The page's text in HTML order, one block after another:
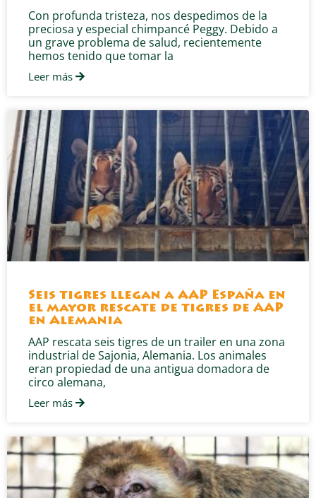
Con profunda tristeza, nos despedimos de la
preciosa y especial chimpancé Peggy. Debido a
un grave problema de salud, recientemente
hemos tenido que tomar la
Leer más
Seis tigres llegan a AAP España en
el mayor rescate de tigres de AAP
en Alemania
AAP rescata seis tigres de un trailer en una zona
industrial de Sajonia, Alemania. Los animales
eran propiedad de una antigua domadora de
circo alemana,
Leer más